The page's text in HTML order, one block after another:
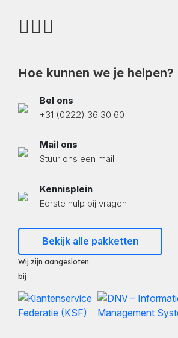
Hoe kunnen we je helpen?
Bel ons
+31 (0222) 36 30 60
Mail ons
Stuur ons een mail
Kennisplein
Eerste hulp bij vragen
Bekijk alle pakketten
Wij zijn aangesloten
bij